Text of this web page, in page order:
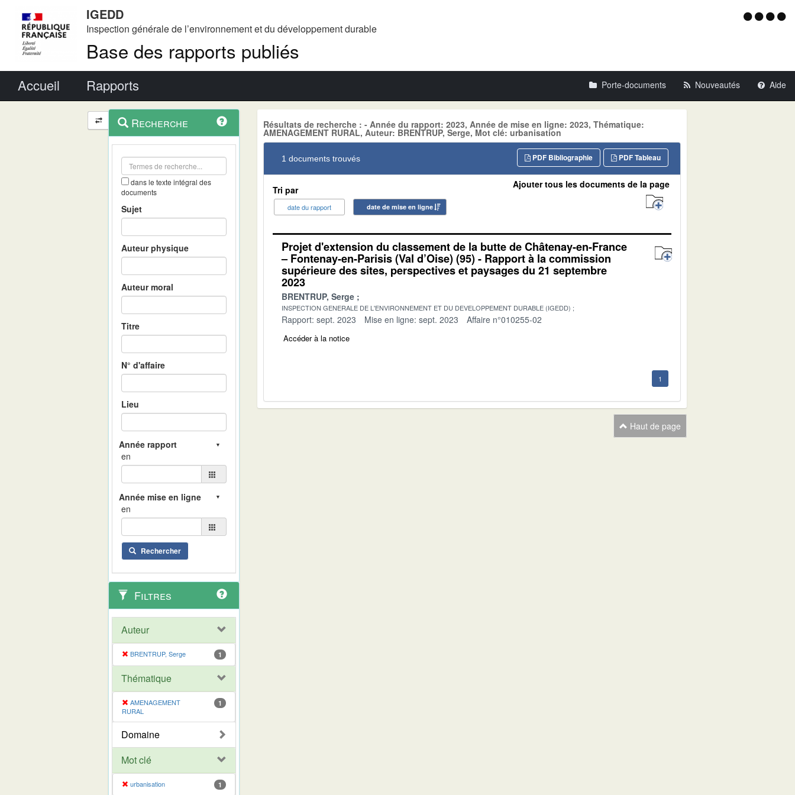
IGEDD
Inspection générale de l’environnement et du développement durable
Base des rapports publiés
Menu
Accueil Rapports Porte-documents Nouveautés Aide
Navigation
et
outils
contextuel
Recherche
dans le texte intégral des
documents
Sujet
Auteur physique
Auteur moral
Titre
N° d'affaire
Lieu
en
en
Rechercher
Filtres
Auteur
BRENTRUP, Serge 1
Thématique
AMENAGEMENT
RURAL
1
Domaine
Mot clé
urbanisation 1
Résultats de recherche : - Année du rapport: 2023, Année de mise en ligne: 2023, Thématique:
AMENAGEMENT RURAL, Auteur: BRENTRUP, Serge, Mot clé: urbanisation
1 documents trouvés PDF Tableau
PDF Bibliographie
Tri par
date du rapport date de mise en ligne
Ajouter tous les documents de la page
Projet d'extension du classement de la butte de Châtenay-en-France
– Fontenay-en-Parisis (Val d’Oise) (95) - Rapport à la commission
supérieure des sites, perspectives et paysages du 21 septembre
2023
BRENTRUP, Serge
INSPECTION GENERALE DE L'ENVIRONNEMENT ET DU DEVELOPPEMENT DURABLE (IGEDD)
Rapport: sept. 2023 Mise en ligne: sept. 2023 Affaire n°010255-02
Accéder à la notice
1
Haut de page